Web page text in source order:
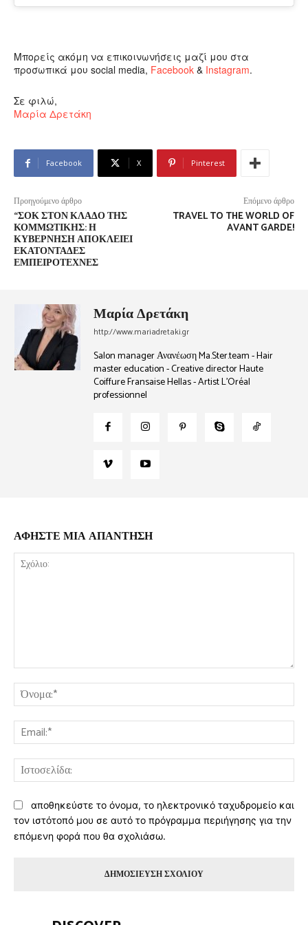
Μπορείς ακόμη να επικοινωνήσεις μαζί μου στα
προσωπικά μου social media, Facebook & Instagram.
Σε φιλώ,
Μαρία Δρετάκη
Facebook X Pinterest
Προηγούμενο άρθρο
“ΣΟΚ ΣΤΟΝ ΚΛΆΔΟ ΤΗΣ
ΚΟΜΜΩΤΙΚΉΣ: Η
ΚΥΒΈΡΝΗΣΗ ΑΠΟΚΛΕΊΕΙ
ΕΚΑΤΟΝΤΆΔΕΣ
ΕΜΠΕΙΡΟΤΈΧΝΕΣ
Επόμενο άρθρο
TRAVEL TO THE WORLD OF
AVANT GARDE!
Μαρία Δρετάκη
http://www.mariadretaki.gr
Salon manager Ανανέωση Ma.Ster.team - Hair
master education - Creative director Haute
Coiffure Fransaise Hellas - Artist L’Oréal
professionnel
ΑΦΗΣΤΕ ΜΙΑ ΑΠΑΝΤΗΣΗ
αποθηκεύστε το όνομα, το ηλεκτρονικό ταχυδρομείο και
τον ιστότοπό μου σε αυτό το πρόγραμμα περιήγησης για την
επόμενη φορά που θα σχολιάσω.